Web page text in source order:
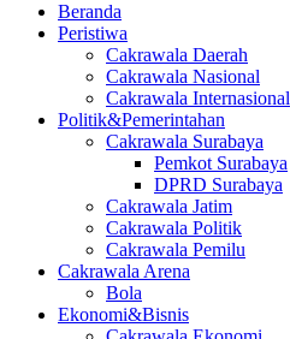
Beranda
Peristiwa
Cakrawala Daerah
Cakrawala Nasional
Cakrawala Internasional
Politik&Pemerintahan
Cakrawala Surabaya
Pemkot Surabaya
DPRD Surabaya
Cakrawala Jatim
Cakrawala Politik
Cakrawala Pemilu
Cakrawala Arena
Bola
Ekonomi&Bisnis